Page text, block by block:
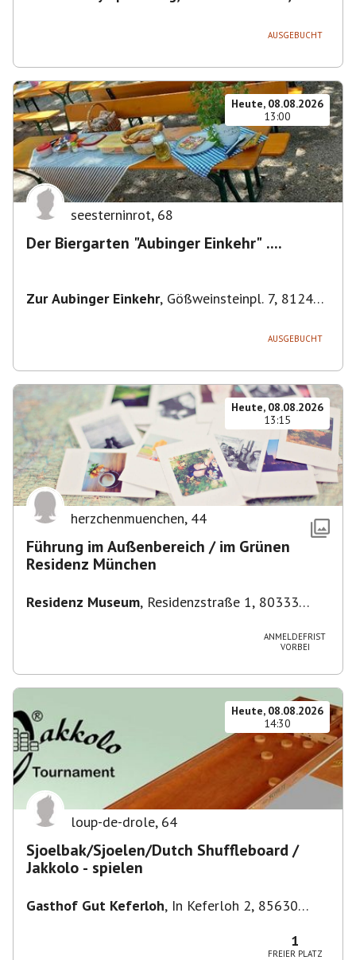
AUSGEBUCHT
Heute, 08.08.2026
13:00
seesterninrot, 68
Der Biergarten "Aubinger Einkehr" ....
Zur Aubinger Einkehr, Gößweinsteinpl. 7, 81249
AUSGEBUCHT
Heute, 08.08.2026
13:15
herzchenmuenchen, 44
Führung im Außenbereich / im Grünen
Residenz München
Residenz Museum, Residenzstraße 1, 80333
ANMELDEFRIST
VORBEI
Heute, 08.08.2026
14:30
loup-de-drole, 64
Sjoelbak/Sjoelen/Dutch Shuffleboard /
Jakkolo - spielen
Gasthof Gut Keferloh, In Keferloh 2, 85630
1
FREIER PLATZ